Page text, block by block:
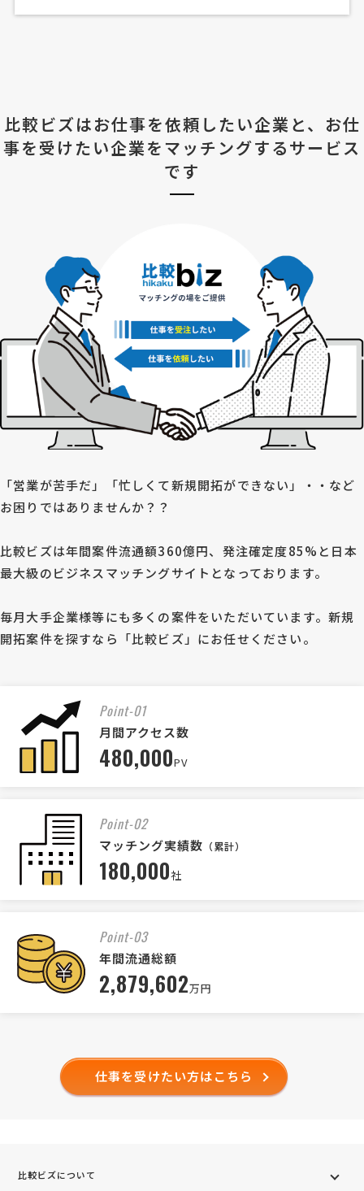
比較ビズはお仕事を依頼したい企業と、 お仕
事を受けたい企業をマッチングするサービス
です
「営業が苦手だ」「忙しくて新規開拓ができない」・・など
お困りではありませんか？？
比較ビズは年間案件流通額360億円、発注確定度85%と日本
最大級のビジネスマッチングサイトとなっております。
毎月大手企業様等にも多くの案件をいただいています。新規
開拓案件を探すなら「比較ビズ」にお任せください。
Point-01
月間アクセス数
480,000PV
Point-02
マッチング実績数 （累計）
180,000社
Point-03
年間流通総額
2,879,602万円
仕事を受けたい方はこちら
比較ビズについて